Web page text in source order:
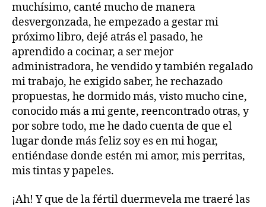
muchísimo, canté mucho de manera
desvergonzada, he empezado a gestar mi
próximo libro, dejé atrás el pasado, he
aprendido a cocinar, a ser mejor
administradora, he vendido y también regalado
mi trabajo, he exigido saber, he rechazado
propuestas, he dormido más, visto mucho cine,
conocido más a mi gente, reencontrado otras, y
por sobre todo, me he dado cuenta de que el
lugar donde más feliz soy es en mi hogar,
entiéndase donde estén mi amor, mis perritas,
mis tintas y papeles.
¡Ah! Y que de la fértil duermevela me traeré las